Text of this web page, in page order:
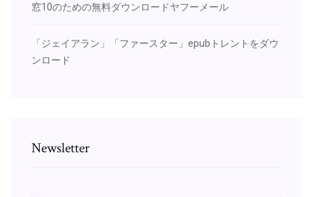
窓10のための無料ダウンロードヤフーメール
「ジェイアラン」「ファースター」epubトレントをダウ
ンロード
Newsletter